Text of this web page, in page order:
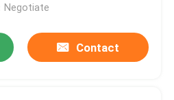
V
Negotiate
Contact